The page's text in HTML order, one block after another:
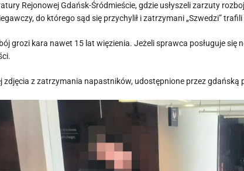
Rejonowej Gdańsk-Śródmieście, gdzie usłyszeli zarzuty
do którego sąd się przychylił i zatrzymani „Szwedzi”
grozi kara nawet 15 lat więzienia. Jeżeli sprawca posługuje
zdjęcia z zatrzymania napastników, udostępnione przez gdańską